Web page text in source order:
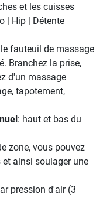
et les cuisses
| Hip | Détente
fauteuil de massage
Branchez la prise,
d'un massage
tapotement,
: haut et bas du
zone, vous pouvez
ainsi soulager une
pression d'air (3